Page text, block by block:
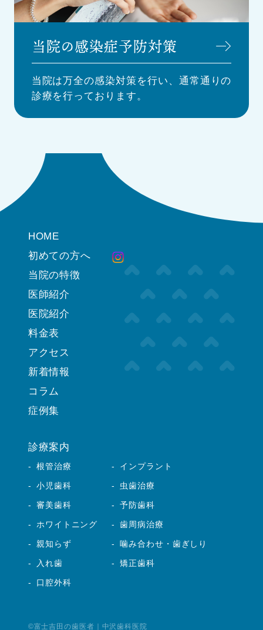
当院の感染症予防対策
当院は万全の感染対策を行い、通常通りの
診療を行っております。
HOME
初めての方へ
当院の特徴
医師紹介
医院紹介
料金表
アクセス
新着情報
コラム
症例集
診療案内
根管治療
小児歯科
審美歯科
ホワイトニング
親知らず
入れ歯
口腔外科
インプラント
虫歯治療
予防歯科
歯周病治療
噛み合わせ・歯ぎしり
矯正歯科
©富士吉田の歯医者 ｜中沢歯科医院